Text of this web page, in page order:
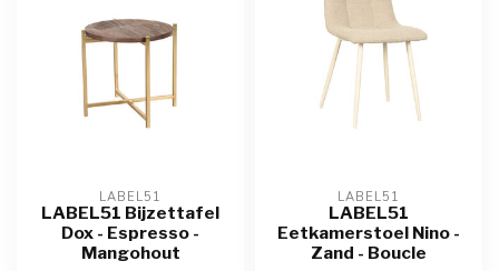
LABEL51
LABEL51 Bijzettafel
Dox - Espresso -
Mangohout
LABEL51
LABEL51
Eetkamerstoel Nino -
Zand - Boucle